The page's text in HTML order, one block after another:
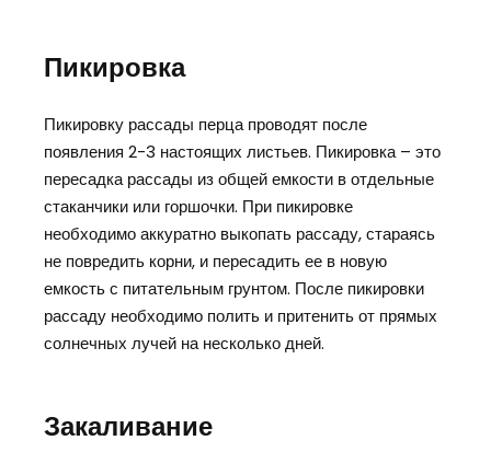
Пикировка
Пикировку рассады перца проводят после
появления 2-3 настоящих листьев. Пикировка – это
пересадка рассады из общей емкости в отдельные
стаканчики или горшочки. При пикировке
необходимо аккуратно выкопать рассаду, стараясь
не повредить корни, и пересадить ее в новую
емкость с питательным грунтом. После пикировки
рассаду необходимо полить и притенить от прямых
солнечных лучей на несколько дней.
Закаливание